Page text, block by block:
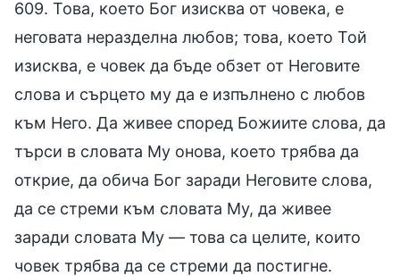
609. Това, което Бог изисква от човека, е
неговата неразделна любов; това, което Той
изисква, е човек да бъде обзет от Неговите
слова и сърцето му да е изпълнено с любов
към Него. Да живее според Божиите слова, да
търси в словата Му онова, което трябва да
открие, да обича Бог заради Неговите слова,
да се стреми към словата Му, да живее
заради словата Му — това са целите, които
човек трябва да се стреми да постигне.